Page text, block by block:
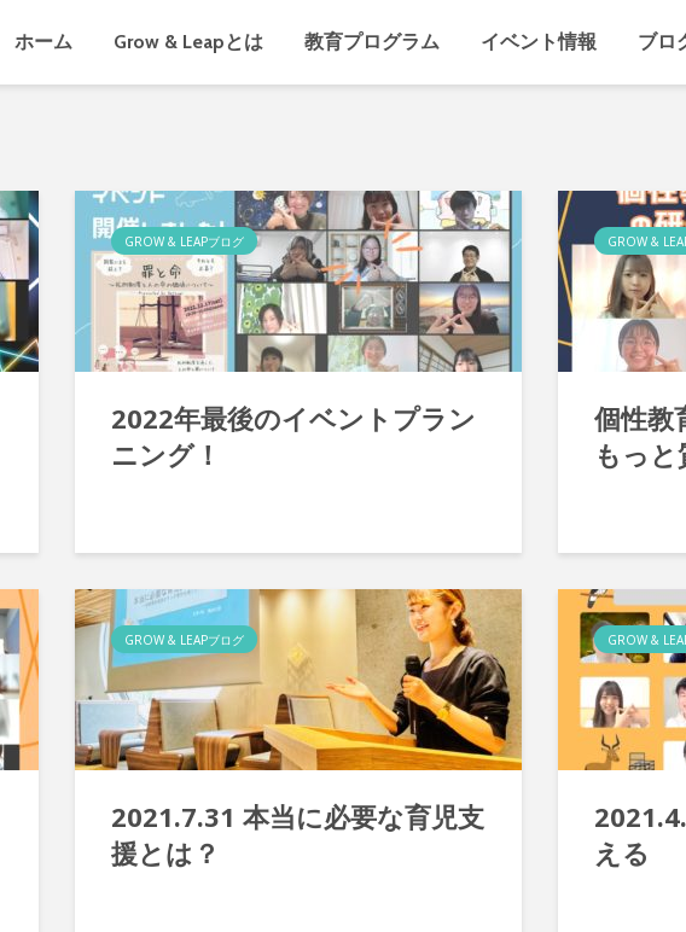
ホーム Grow & Leapとは 教育プログラム イベント情報 ブロ
GROW & LEAPブログ
2022年最後のイベントプラン
ニング！
GROW &
個性教
もっ
GROW & LEAPブログ
2021.7.31 本当に必要な育児支
援とは？
GROW &
える